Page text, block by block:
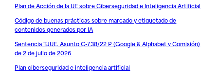
Plan de Acción de la UE sobre Ciberseguridad e Inteligencia Artificial
Código de buenas prácticas sobre marcado y etiquetado de
contenidos generados por IA
Sentencia TJUE. Asunto C-738/22 P (Google & Alphabet v Comisión)
de 2 de julio de 2026
Plan ciberseguridad e inteligencia artificial